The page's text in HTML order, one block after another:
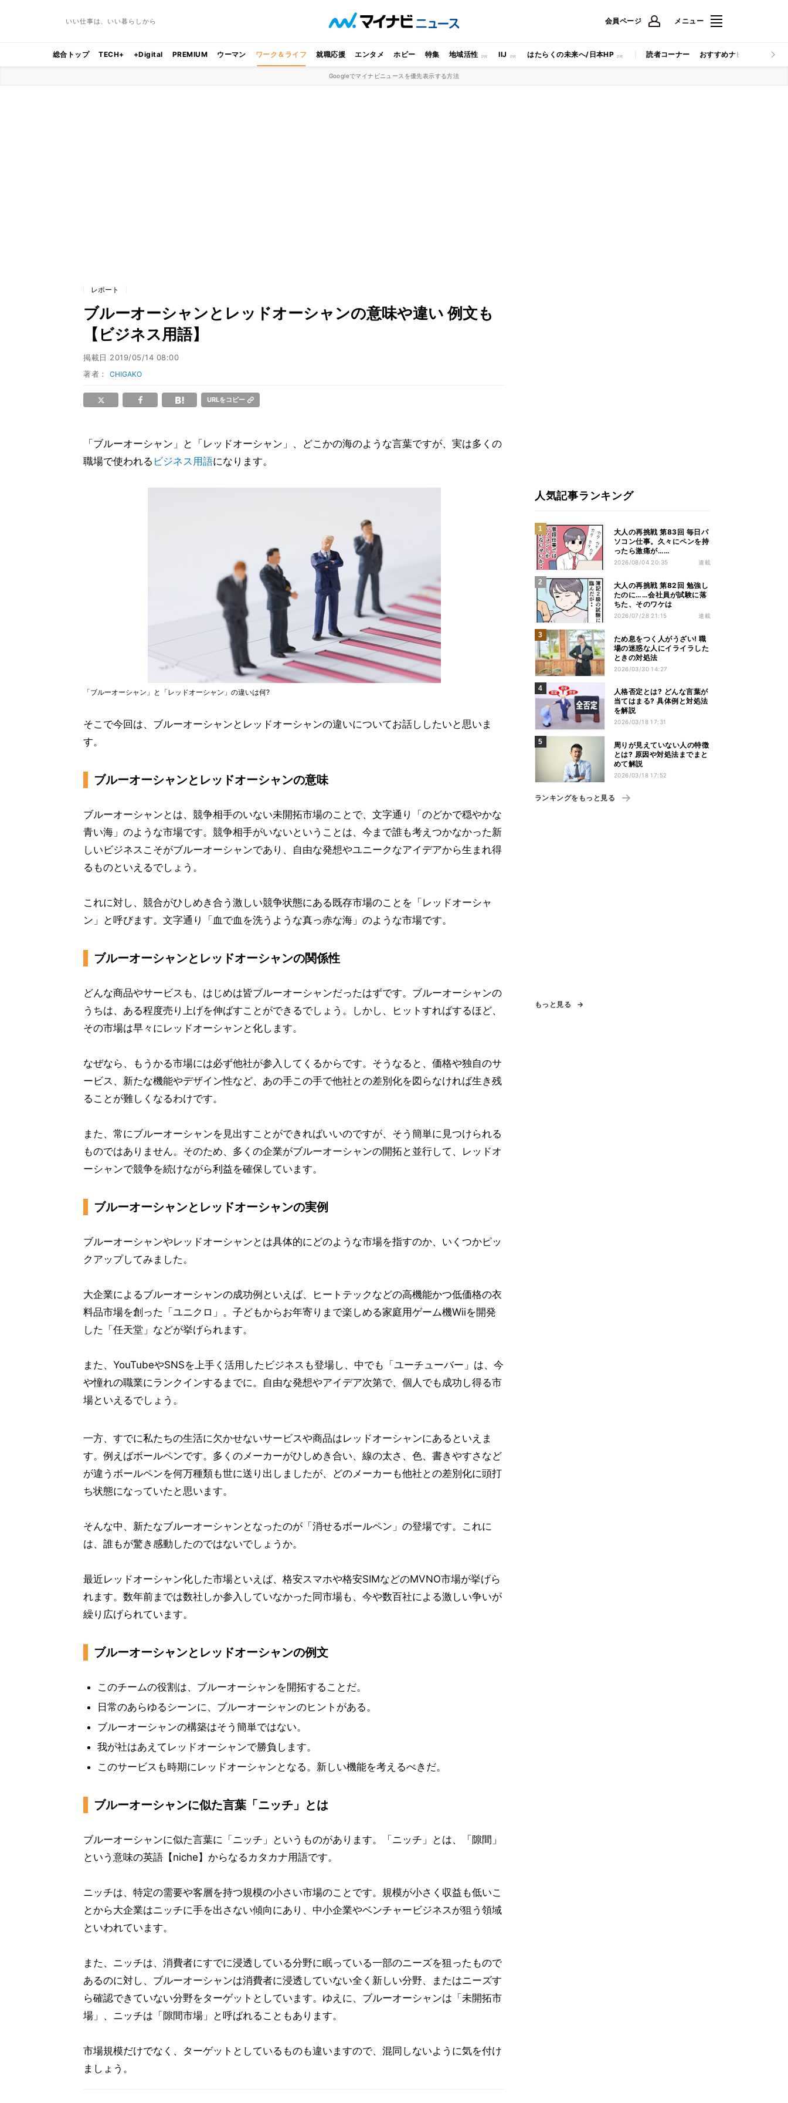
いい仕事は、いい暮らしから 会員ページ メニュー
総合トップ TECH+ +Digital PREMIUM ウーマン ワーク＆ライフ 就職応援 エンタメ ホビー 特集 地域活性 IIJ はたらくの未来へ/日本HP 読者コーナー おすすめナビ マイナビ
Googleでマイナビニュースを優先表示する方法
レポート
ブルーオーシャンとレッドオーシャンの意味や違い 例文も
【ビジネス用語】
掲載日 2019/05/14 08:00
著者：CHIGAKO
URLをコピー
「ブルーオーシャン」と「レッドオーシャン」、どこかの海のような言葉ですが、実は多くの
職場で使われる ビジネス用語になります。
「ブルーオーシャン」と「レッドオーシャン」の違いは何?
そこで今回は、ブルーオーシャンとレッドオーシャンの違いについてお話ししたいと思いま
す。
ブルーオーシャンとレッドオーシャンの意味
ブルーオーシャンとは、競争相手のいない未開拓市場のことで、文字通り「のどかで穏やかな
青い海」のような市場です。競争相手がいないということは、今まで誰も考えつかなかった新
しいビジネスこそがブルーオーシャンであり、自由な発想やユニークなアイデアから生まれ得
るものといえるでしょう。
これに対し、競合がひしめき合う激しい競争状態にある既存市場のことを「レッドオーシャ
ン」と呼びます。文字通り「血で血を洗うような真っ赤な海」のような市場です。
ブルーオーシャンとレッドオーシャンの関係性
どんな商品やサービスも、はじめは皆ブルーオーシャンだったはずです。ブルーオーシャンの
うちは、ある程度売り上げを伸ばすことができるでしょう。しかし、ヒットすればするほど、
その市場は早々にレッドオーシャンと化します。
なぜなら、もうかる市場には必ず他社が参入してくるからです。そうなると、価格や独自のサ
ービス、新たな機能やデザイン性など、あの手この手で他社との差別化を図らなければ生き残
ることが難しくなるわけです。
また、常にブルーオーシャンを見出すことができればいいのですが、そう簡単に見つけられる
ものではありません。そのため、多くの企業がブルーオーシャンの開拓と並行して、レッドオ
ーシャンで競争を続けながら利益を確保しています。
ブルーオーシャンとレッドオーシャンの実例
ブルーオーシャンやレッドオーシャンとは具体的にどのような市場を指すのか、いくつかピッ
クアップしてみました。
大企業によるブルーオーシャンの成功例といえば、ヒートテックなどの高機能かつ低価格の衣
料品市場を創った「ユニクロ」。子どもからお年寄りまで楽しめる家庭用ゲーム機Wiiを開発
した「任天堂」などが挙げられます。
また、YouTubeやSNSを上手く活用したビジネスも登場し、中でも「ユーチューバー」は、今
や憧れの職業にランクインするまでに。自由な発想やアイデア次第で、個人でも成功し得る市
場といえるでしょう。
一方、すでに私たちの生活に欠かせないサービスや商品はレッドオーシャンにあるといえま
す。例えばボールペンです。多くのメーカーがひしめき合い、線の太さ、色、書きやすさなど
が違うボールペンを何万種類も世に送り出しましたが、どのメーカーも他社との差別化に頭打
ち状態になっていたと思います。
そんな中、新たなブルーオーシャンとなったのが「消せるボールペン」の登場です。これに
は、誰もが驚き感動したのではないでしょうか。
最近レッドオーシャン化した市場といえば、格安スマホや格安SIMなどのMVNO市場が挙げら
れます。数年前までは数社しか参入していなかった同市場も、今や数百社による激しい争いが
繰り広げられています。
ブルーオーシャンとレッドオーシャンの例文
このチームの役割は、ブルーオーシャンを開拓することだ。
日常のあらゆるシーンに、ブルーオーシャンのヒントがある。
ブルーオーシャンの構築はそう簡単ではない。
我が社はあえてレッドオーシャンで勝負します。
このサービスも時期にレッドオーシャンとなる。新しい機能を考えるべきだ。
ブルーオーシャンに似た言葉「ニッチ」とは
ブルーオーシャンに似た言葉に「ニッチ」というものがあります。「ニッチ」とは、「隙間」
という意味の英語【niche】からなるカタカナ用語です。
ニッチは、特定の需要や客層を持つ規模の小さい市場のことです。規模が小さく収益も低いこ
とから大企業はニッチに手を出さない傾向にあり、中小企業やベンチャービジネスが狙う領域
といわれています。
また、ニッチは、消費者にすでに浸透している分野に眠っている一部のニーズを狙ったもので
あるのに対し、ブルーオーシャンは消費者に浸透していない全く新しい分野、またはニーズす
ら確認できていない分野をターゲットとしています。ゆえに、ブルーオーシャンは「未開拓市
場」、ニッチは「隙間市場」と呼ばれることもあります。
市場規模だけでなく、ターゲットとしているものも違いますので、混同しないように気を付け
ましょう。
人気記事ランキング
大人の再挑戦 第83回 毎日パ
ソコン仕事。久々にペンを持
ったら激痛が……
2026/08/04 20:35 連載
大人の再挑戦 第82回 勉強し
たのに……会社員が試験に落
ちた、そのワケは
2026/07/28 21:15 連載
ため息をつく人がうざい! 職
場の迷惑な人にイライラした
ときの対処法
2026/03/30 14:27
人格否定とは? どんな言葉が
当てはまる? 具体例と対処法
を解説
2026/03/18 17:31
周りが見えていない人の特徴
とは? 原因や対処法までまと
めて解説
2026/03/18 17:52
ランキングをもっと見る
もっと見る